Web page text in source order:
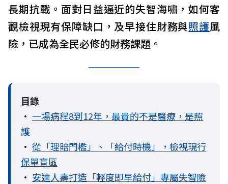
長期抗戰。面對日益逼近的失智海嘯，如何客
觀檢視現有保障缺口，及早接住財務與照護風
險，已成為全民必修的財務課題。
目錄
• 一場病程8到12年，最貴的不是醫療，是照
護
• 從「理賠門檻」、「給付時機」，檢視現行
保單盲區
• 安達人壽打造「輕度即早給付」專屬失智險